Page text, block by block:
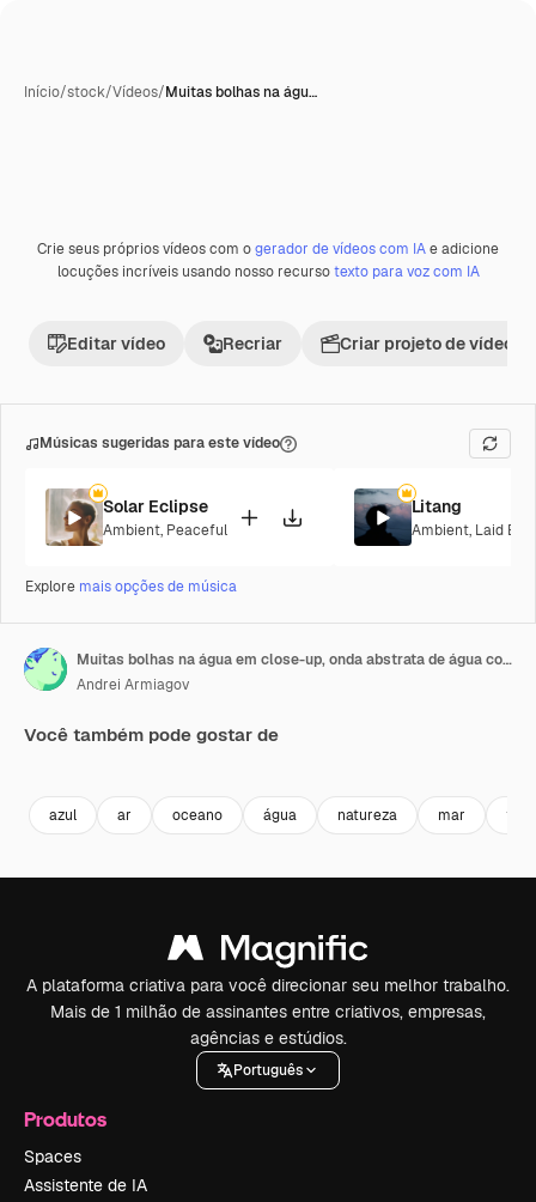
Início/stock/Vídeos/Muitas bolhas na águ…
Premium
Crie seus próprios vídeos com ogerador de vídeos com IAe adicione
locuções incríveis usando nosso recursotexto para voz com IA
Editar vídeo Recriar Criar projeto de vídeo
Músicas sugeridas para este vídeo
Solar Eclipse
Ambient, Peaceful
Litang
Ambient, Laid
Explore mais opções de música
Muitas bolhas na água em close-up, onda abstrata de água com bolhas em câmera lenta.
Andrei Armiagov
Você também pode gostar de
azul ar oceano água natureza mar
A plataforma criativa para você direcionar seu melhor trabalho.
Mais de 1 milhão de assinantes entre criativos, empresas,
agências e estúdios.
Português
Produtos
Spaces
Assistente de IA